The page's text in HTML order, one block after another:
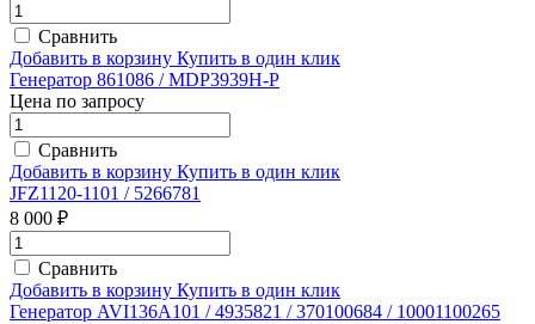
Сравнить
Добавить в корзину Купить в один клик
Генератор 861086 / MDP3939H-P
Цена по запросу
Сравнить
Добавить в корзину Купить в один клик
JFZ1120-1101 / 5266781
8 000 ₽
Сравнить
Добавить в корзину Купить в один клик
Генератор AVI136A101 / 4935821 / 370100684 / 10001100265